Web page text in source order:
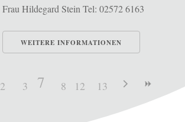
Frau Hildegard Stein Tel: 02572 6163
WEITERE INFORMATIONEN
2 3 7 8 9 10 11
12 13